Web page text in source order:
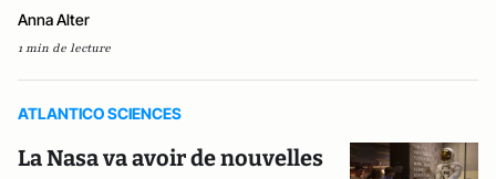
Anna Alter
1 min de lecture
ATLANTICO SCIENCES
La Nasa va avoir de nouvelles